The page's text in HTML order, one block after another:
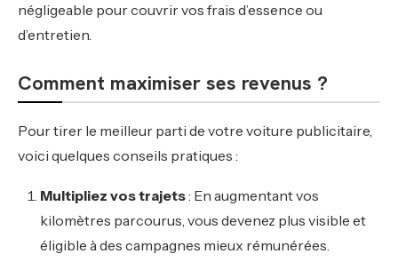
négligeable pour couvrir vos frais d’essence ou
d’entretien.
Comment maximiser ses revenus ?
Pour tirer le meilleur parti de votre voiture publicitaire,
voici quelques conseils pratiques :
Multipliez vos trajets: En augmentant vos
kilomètres parcourus, vous devenez plus visible et
éligible à des campagnes mieux rémunérées.